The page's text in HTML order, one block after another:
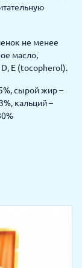
не менее
масло,
E (tocopherol).
сырой жир –
кальций –